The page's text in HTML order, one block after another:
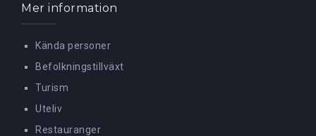
Mer information
Kända personer
Befolkningstillväxt
Turism
Uteliv
Restauranger